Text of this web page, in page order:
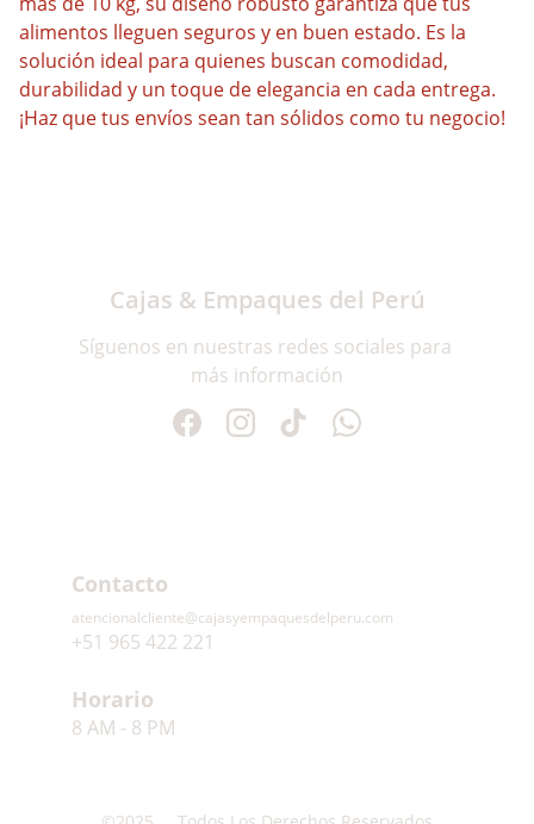
alimentos lleguen seguros y en buen estado. Es la
solución ideal para quienes buscan comodidad,
durabilidad y un toque de elegancia en cada entrega.
¡Haz que tus envíos sean tan sólidos como tu negocio!
Cajas & Empaques del Perú
Síguenos en nuestras redes sociales para
más información
Contacto
Horario
atencionalcliente@cajasyempaquesdelperu.com
+51 965 422 221
8 AM - 8 PM